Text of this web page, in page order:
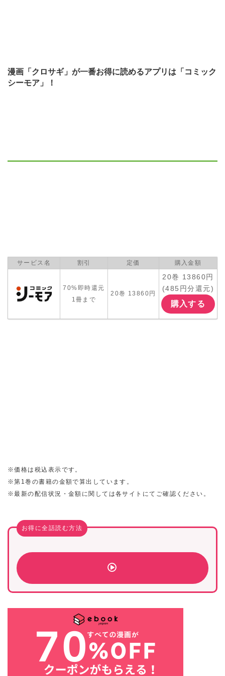
漫画「クロサギ」が一番お得に読めるアプリは「コミック
シーモア」！
サービス名 割引 定価 購入金額
70%即時還元
1冊まで
20巻 13860円
20巻 13860円
(485円分還元)
購入する
※価格は税込表示です。
※第1巻の書籍の金額で算出しています。
※最新の配信状況・金額に関しては各サイトにてご確認ください。
お得に全話読む方法